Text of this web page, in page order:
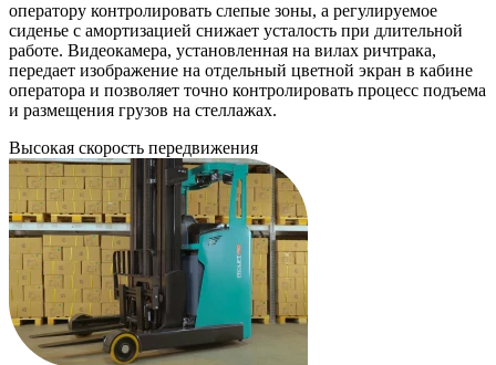
оператору контролировать слепые зоны, а регулируемое
сиденье с амортизацией снижает усталость при длительной
работе. Видеокамера, установленная на вилах ричтрака,
передает изображение на отдельный цветной экран в кабине
оператора и позволяет точно контролировать процесс подъема
и размещения грузов на стеллажах.
Высокая скорость передвижения